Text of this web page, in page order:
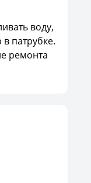
воду,
патрубке.
ремонта